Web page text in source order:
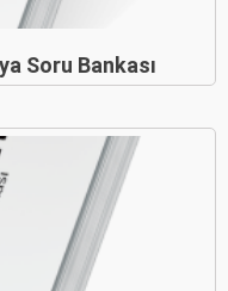
Soru Bankası